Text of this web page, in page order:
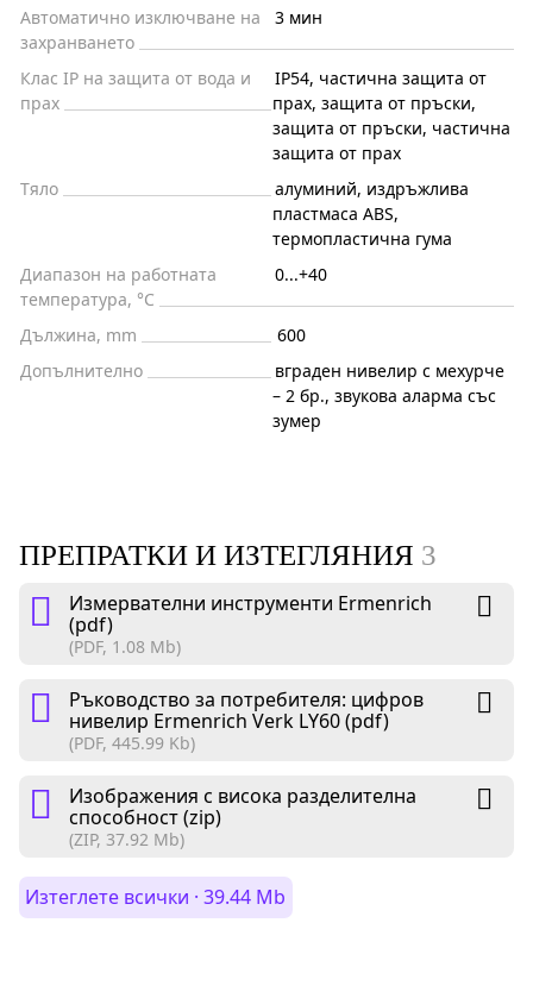
Автоматично изключване на
захранването
3 мин
Клас IP на защита от вода и
прах
IP54, частична защита от
прах, защита от пръски,
защита от пръски, частична
защита от прах
Тяло
алуминий, издръжлива
пластмаса ABS,
термопластична гума
Диапазон на работната
температура, °C
0...+40
Дължина, mm
600
Допълнително
вграден нивелир с мехурче
– 2 бр., звукова аларма със
зумер
ПРЕПРАТКИ И ИЗТЕГЛЯНИЯ 3
Измервателни инструменти Ermenrich
(pdf)
(PDF, 1.08 Mb)
Ръководство за потребителя: цифров
нивелир Ermenrich Verk LY60 (pdf)
(PDF, 445.99 Kb)
Изображения с висока разделителна
способност (zip)
(ZIP, 37.92 Mb)
Изтеглете всички · 39.44 Mb